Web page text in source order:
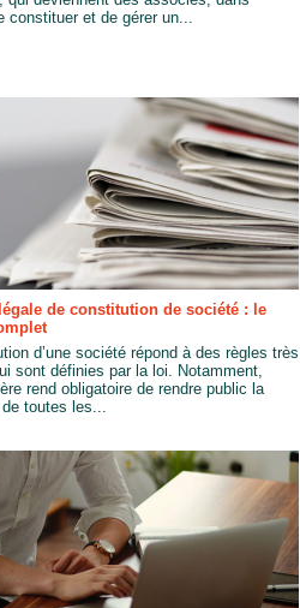
constituer et de gérer un...
de constitution de société : le
d’une société répond à des règles très
sont définies par la loi. Notamment,
rend obligatoire de rendre public la
toutes les...